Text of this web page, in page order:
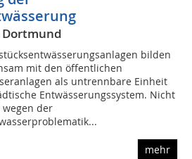
Dortmund
bilden
mit den öffentlichen
als untrennbare Einheit
Entwässerungssystem. Nicht
der
mehr